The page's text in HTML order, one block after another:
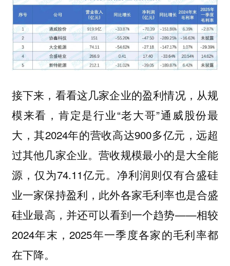
接下来，看看这几家企业的盈利情况，从规
模来看，肯定是行业“老大哥”通威股份最
大，其2024年的营收高达900多亿元，远超
过其他几家企业。营收规模最小的是大全能
源，仅为74.11亿元。净利润则仅有合盛硅
业一家保持盈利，此外各家毛利率也是合盛
硅业最高，并还可以看到一个趋势——相较
2024年末，2025年一季度各家的毛利率都
在下降。